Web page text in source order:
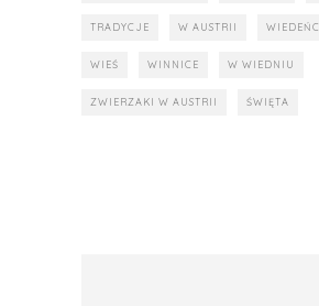
TRADYCJE W AUSTRII
WIEŚ WINNICE W WIEDNIU
ZWIERZAKI W AUSTRII ŚWIĘTA